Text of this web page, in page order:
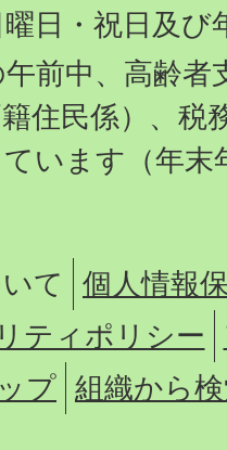
日・祝日及び
前中、高齢者
住民係）、税
います（年末
て
個人情報
ティポリシー
プ 組織から